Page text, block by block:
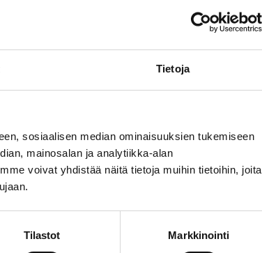
Tietoja
sosiaalisen median ominaisuuksien tukemiseen
mainosalan ja analytiikka-alan
voivat yhdistää näitä tietoja muihin tietoihin, joita
Tilastot Markkinointi